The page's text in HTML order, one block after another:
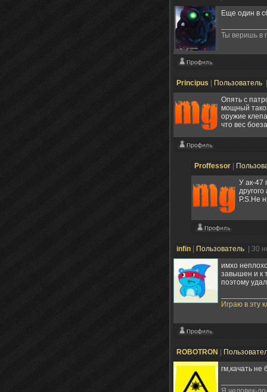
Еще один в
Ты веришь в
Principus Пользователь
Опять с
мощный
оружие
что вес
Proffessor
У ак-47
P.S.Не
infin Пользователь
| 30
имхо
завышен и к
поэтому
Играю в эту
ROBOTRON
гм,качать